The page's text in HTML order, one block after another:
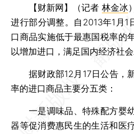
【财新网】（记者 林金冰）
进行部分调整。自2013年1月1
口商品实施低于最惠国税率的
以增加进口，满足国内经济社
据财政部12月17日公告，
率的进口商品主要分五类：
一是调味品、特殊配方婴
器等促消费惠民生的生活和医